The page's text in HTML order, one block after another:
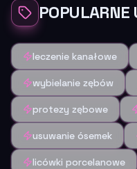
POPULARNE
leczenie kanałowe
wybielanie zębów
protezy zębowe
usuwanie ósemek
licówki porcelanowe